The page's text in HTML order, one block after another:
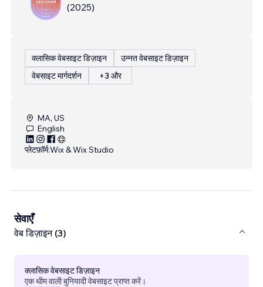
(2025)
क्लासिक वेबसाइट डिज़ाइन
उन्नत वेबसाइट डिज़ाइन
वेबसाइट मार्गदर्शन
+3 और
MA, US
English
प्लेटफ़ॉर्म:Wix & Wix Studio
सेवाएँ
वेब डिज़ाइन (3)
क्लासिक वेबसाइट डिज़ाइन
एक थीम वाली बुनियादी वेबसाइट प्राप्त करें।